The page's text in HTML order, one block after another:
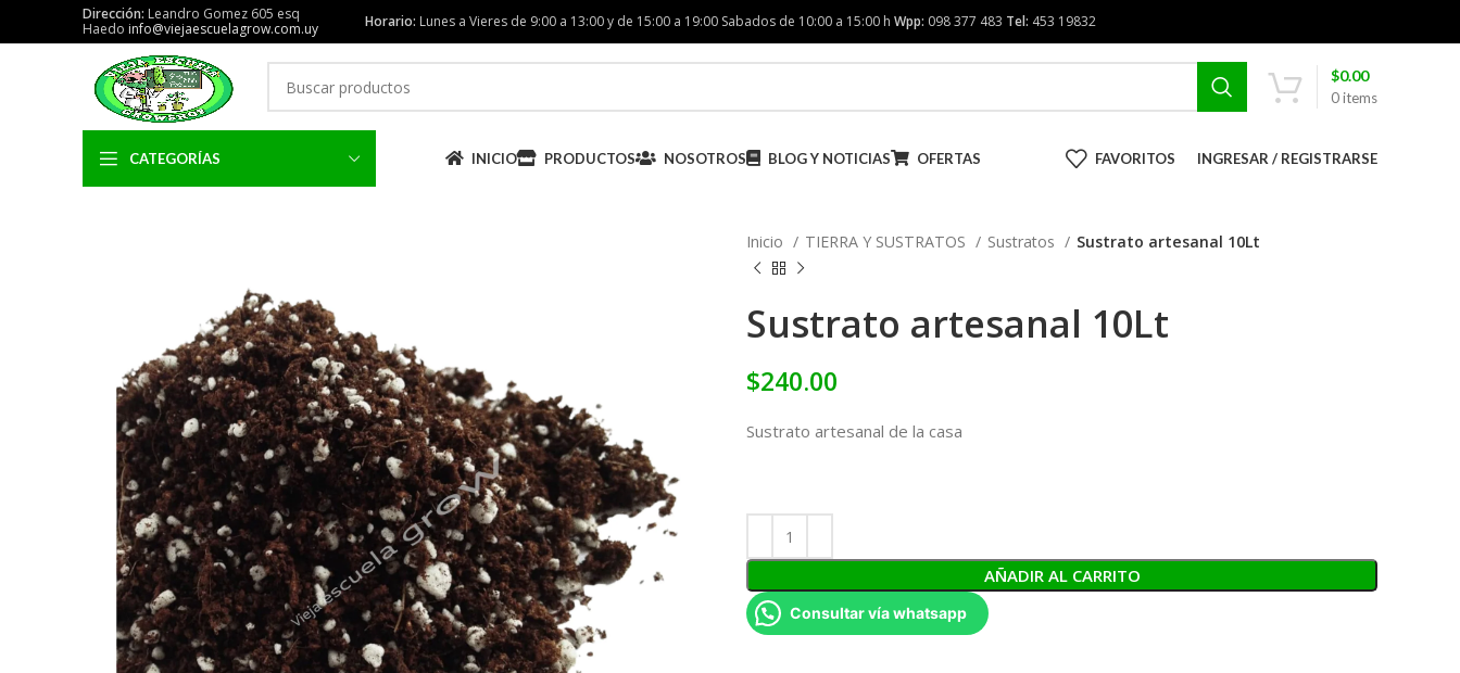
Dirección: Leandro Gomez 605 esq
Haedo info@viejaescuelagrow.com.uy Horario: Lunes a Vieres de 9:00 a 13:00 y de 15:00 a 19:00 Sabados de 10:00 a 15:00 h Wpp: 098 377 483 Tel: 453 19832
0items
$0.00
CATEGORÍAS INICIO PRODUCTOS NOSOTROS BLOG Y NOTICIAS OFERTAS FAVORITOS INGRESAR / REGISTRARSE
Inicio TIERRA Y SUSTRATOS Sustratos Sustrato artesanal 10Lt
Sustrato artesanal 10Lt
$240.00
Sustrato artesanal de la casa
AÑADIR AL CARRITO
Consultar vía whatsapp